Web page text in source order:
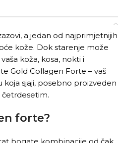
a jedan od najprimjetnijih
kože. Dok starenje može
koža, kosa, nokti i
Gold Collagen Forte – vaš
koja sjaji, posebno proizveden
četrdesetim.
forte?